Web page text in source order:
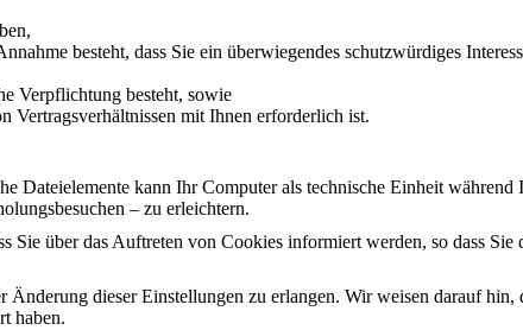
besteht, dass Sie ein überwiegendes schutzwürdiges
Verpflichtung besteht, sowie
mit Ihnen erforderlich ist.
Dateielemente kann Ihr Computer als technische Einheit während
– zu erleichtern.
über das Auftreten von Cookies informiert werden, so dass Sie
dieser Einstellungen zu erlangen. Wir weisen darauf hin,
haben.